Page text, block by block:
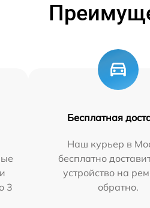
3
Бесплатная
Наш курьер в
бесплатно
устройство на
обратно.